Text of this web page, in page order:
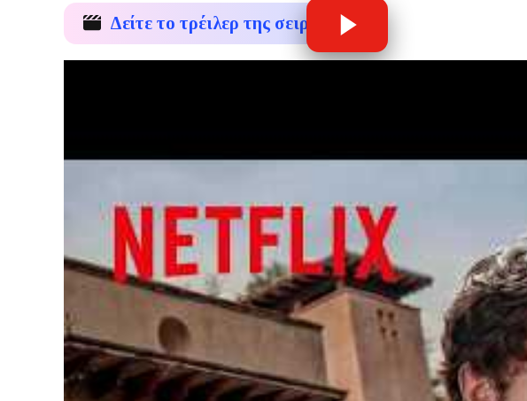
Δείτε το τρέιλερ της σειράς